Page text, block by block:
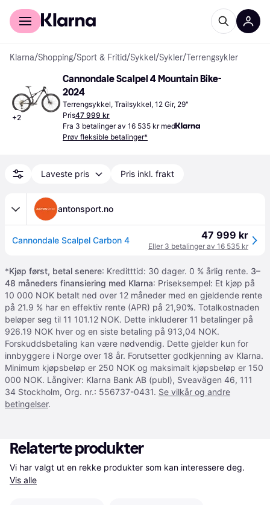
For kunder
Klarna/Shopping/Sport & Fritid/Sykkel /Sykler/Terrengsykler
+2
Cannondale Scalpel 4 Mountain Bike-
2024
Terrengsykkel, Trailsykkel, 12 Gir, 29"
Pris47 999 kr
Fra 3 betalinger av 16 535 kr med
Prøv fleksible betalinger*
Laveste pris Pris inkl. frakt
antonsport.no
Cannondale Scalpel Carbon 4 47 999 kr
Eller 3 betalinger av 16 535 kr
*Kjøp først, betal senere: Kreditttid: 30 dager. 0 % årlig rente. 3–
48 måneders finansiering med Klarna: Priseksempel: Et kjøp på
10 000 NOK betalt ned over 12 måneder med en gjeldende rente
på 21.9 % har en effektiv rente (APR) på 21,90%. Totalkostnaden
beløper seg til 11 101.12 NOK. Dette inkluderer 11 betalinger på
926.19 NOK hver og en siste betaling på 913,04 NOK.
Forskuddsbetaling kan være nødvendig. Dette gjelder kun for
innbyggere i Norge over 18 år. Forutsetter godkjenning av Klarna.
Minimum kjøpsbeløp er 250 NOK og maksimalt kjøpsbeløp er 150
000 NOK. Långiver: Klarna Bank AB (publ), Sveavägen 46, 111
34 Stockholm, Org. nr.: 556737-0431. Se vilkår og andre
betingelser.
Relaterte produkter
Vis alle